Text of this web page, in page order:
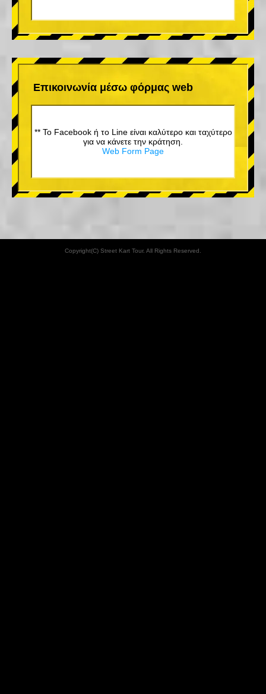
Επικοινωνία μέσω φόρμας web
** Το Facebook ή το Line είναι καλύτερο και ταχύτερο
για να κάνετε την κράτηση.
Web Form Page
Copyright(C) Street Kart Tour. All Rights Reserved.